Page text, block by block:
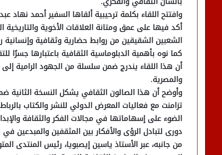
وافتتح اللقاء بكلمة ترحيبية ألقاها السفير أحمد نهاد
أكد فيها على عمق ومتانة العلاقات الأخوية
الشعبين الشقيقين من روابط حضارية وثقافية وإنسانية
كما نوه بأهمية الدبلوماسية الثقافية باعتبارها جسرًا
أن هذا اللقاء يندرج ضمن سلسلة من الجهود الرامية
والمصرية.
وأوضح أن هذا الصالون الثقافي يشكل النسخة الثانية
تزامنت مع فعاليات المعرض الدولي للنشر والكتاب
الضوء على إسهاماتها في مجالات الفكر والثقافة
دورى لتبادل الرؤى والأفكار بين المثقفين والمبدعين
من جانبه، عبر الأستاذ ياسين إيصبويا، رئيس المنتدى